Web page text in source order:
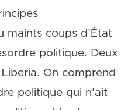
maints coups d’État
politique. Deux
On comprend
politique qui n’ait